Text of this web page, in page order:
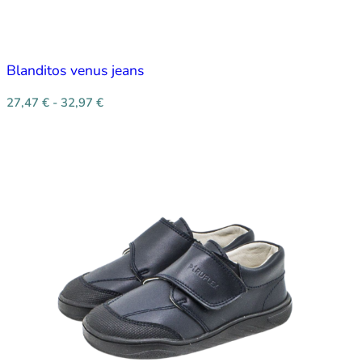
Blanditos venus jeans
27,47 € - 32,97 €